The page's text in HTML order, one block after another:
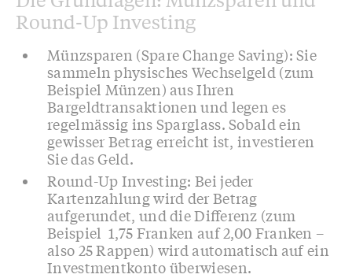
Round-Up Investing
Münzsparen (Spare Change Saving): Sie
sammeln physisches Wechselgeld (zum
Beispiel Münzen) aus Ihren
Bargeldtransaktionen und legen es
regelmässig ins Sparglass. Sobald ein
gewisser Betrag erreicht ist, investieren
Sie das Geld.
Round-Up Investing: Bei jeder
Kartenzahlung wird der Betrag
aufgerundet, und die Differenz (zum
Beispiel 1,75 Franken auf 2,00 Franken –
also 25 Rappen) wird automatisch auf ein
Investmentkonto überwiesen.